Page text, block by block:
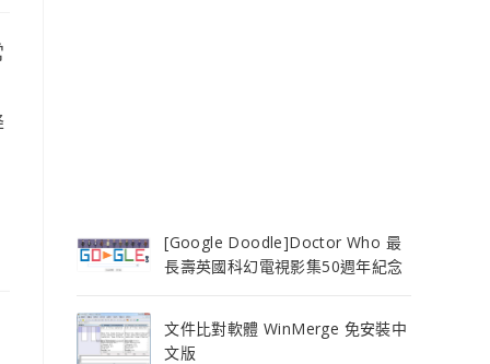
[Google Doodle]Doctor Who 最
長壽英國科幻電視影集50週年紀念
文件比對軟體 WinMerge 免安裝中
文版